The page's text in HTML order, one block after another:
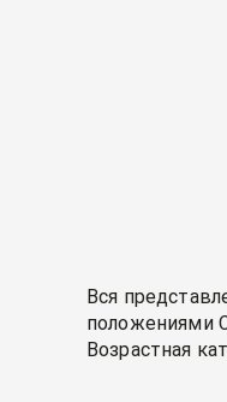
Вся
положениями
Возрастная